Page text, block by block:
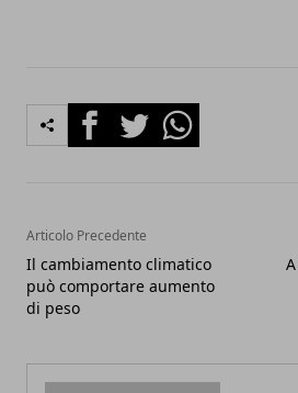
FacebookTwitterWhatsapp
Articolo Precedente
Il cambiamento climatico
può comportare aumento
di peso